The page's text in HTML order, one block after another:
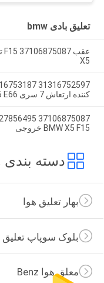
تعلیق بادی bmw
X5
کننده ارتعاش 7 سری E65 E66 جذب شوک جلو
BMW X5 F15 خروجی
دسته
بهار تعلیق هوا
بلوک سوپاپ تعلیق
معلق هوا Benz